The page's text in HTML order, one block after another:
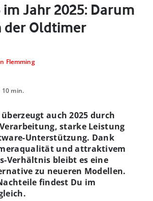
im Jahr 2025: Darum
der Oldtimer
Flemming
10 min.
überzeugt auch 2025 durch
starke Leistung
Unterstützung. Dank
und attraktivem
Verhältnis bleibt es eine
zu neueren Modellen.
findest Du im